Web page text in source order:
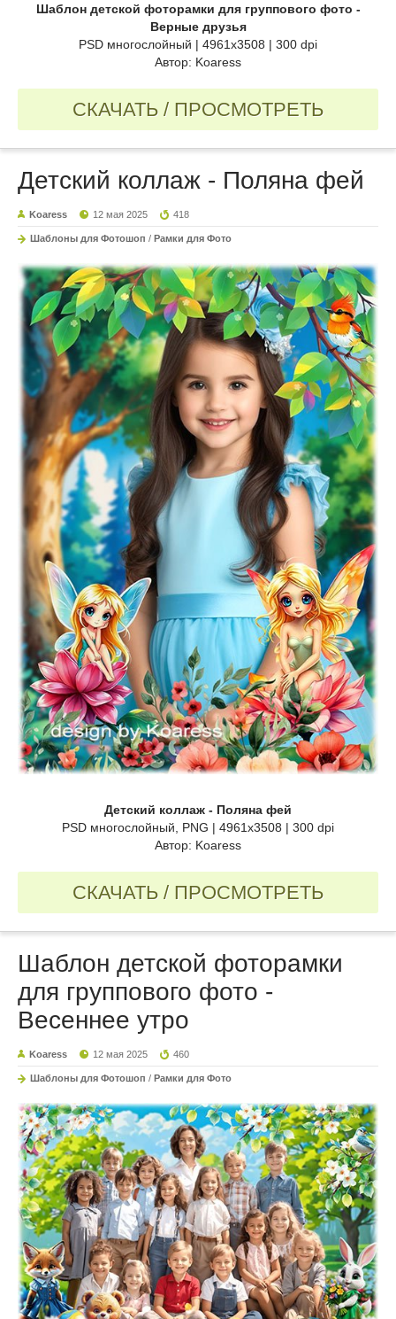
Шаблон детской фоторамки для группового фото -
Верные друзья
PSD многослойный | 4961x3508 | 300 dpi
Автор: Koaress
СКАЧАТЬ / ПРОСМОТРЕТЬ
Детский коллаж - Поляна фей
Koaress 12 мая 2025 418
Шаблоны для Фотошоп / Рамки для Фото
Детский коллаж - Поляна фей
PSD многослойный, PNG | 4961x3508 | 300 dpi
Автор: Koaress
СКАЧАТЬ / ПРОСМОТРЕТЬ
Шаблон детской фоторамки
для группового фото -
Весеннее утро
Koaress 12 мая 2025 460
Шаблоны для Фотошоп / Рамки для Фото